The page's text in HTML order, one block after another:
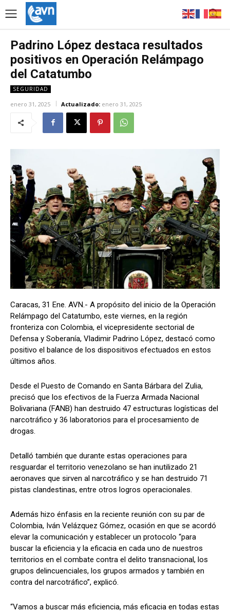
Padrino López destaca resultados
positivos en Operación Relámpago
del Catatumbo
SEGURIDAD
enero 31, 2025 Actualizado: enero 31, 2025
Caracas, 31 Ene. AVN.- A propósito del inicio de la Operación
Relámpago del Catatumbo, este viernes, en la región
fronteriza con Colombia, el vicepresidente sectorial de
Defensa y Soberanía, Vladimir Padrino López, destacó como
positivo el balance de los dispositivos efectuados en estos
últimos años.
Desde el Puesto de Comando en Santa Bárbara del Zulia,
precisó que los efectivos de la Fuerza Armada Nacional
Bolivariana (FANB) han destruido 47 estructuras logísticas del
narcotráfico y 36 laboratorios para el procesamiento de
drogas.
Detalló también que durante estas operaciones para
resguardar el territorio venezolano se han inutilizado 21
aeronaves que sirven al narcotráfico y se han destruido 71
pistas clandestinas, entre otros logros operacionales.
Además hizo énfasis en la reciente reunión con su par de
Colombia, Iván Velázquez Gómez, ocasión en que se acordó
elevar la comunicación y establecer un protocolo “para
buscar la eficiencia y la eficacia en cada uno de nuestros
territorios en el combate contra el delito transnacional, los
grupos delincuenciales, los grupos armados y también en
contra del narcotráfico”, explicó.
“Vamos a buscar más eficiencia, más eficacia en todas estas